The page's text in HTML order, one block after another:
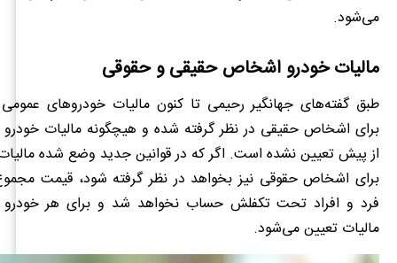
می‌شود.
مالیات خودرو اشخاص حقیقی و حقوقی
طبق گفته‌های جهانگیر رحیمی تا کنون مالیات خودروهای
برای اشخاص حقیقی در نظر گرفته شده و هیچگونه مالیات
از پیش تعیین نشده است. اگر که در قوانین جدید وضع شده
برای اشخاص حقوقی نیز بخواهد در نظر گرفته شود، قیمت
فرد و افراد تحت تکفلش حساب نخواهد شد و برای هر
مالیات تعیین می‌شود.